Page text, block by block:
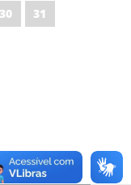
30 31